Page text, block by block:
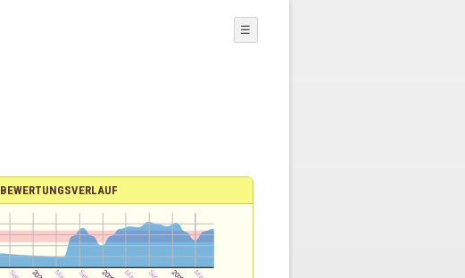
☰
BEWERTUNGSVERLAUF